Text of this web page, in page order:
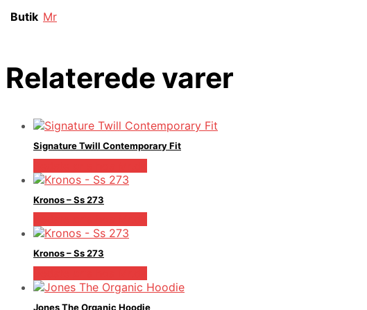
Butik Mr
Relaterede varer
Signature Twill Contemporary Fit
Kronos – Ss 273
Kronos – Ss 273
Jones The Organic Hoodie